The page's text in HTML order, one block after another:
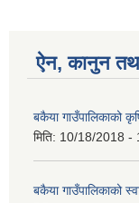
ऐन, कानुन तथा
बकैया गाउँपालिकाको
मिति: 10/18/2018 -
बकैया गाउँपालिकाको